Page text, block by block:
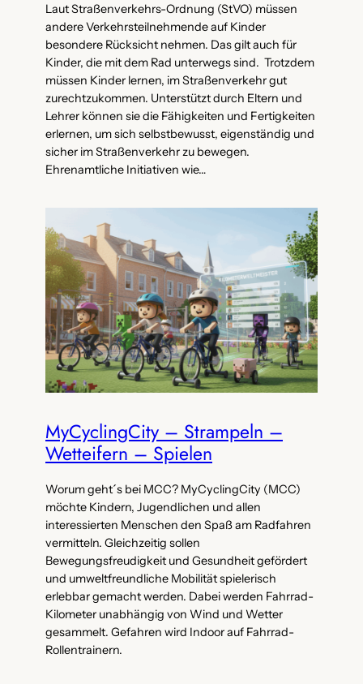
Laut Straßenverkehrs-Ordnung (StVO) müssen
andere Verkehrsteilnehmende auf Kinder
besondere Rücksicht nehmen. Das gilt auch für
Kinder, die mit dem Rad unterwegs sind. Trotzdem
müssen Kinder lernen, im Straßenverkehr gut
zurechtzukommen. Unterstützt durch Eltern und
Lehrer können sie die Fähigkeiten und Fertigkeiten
erlernen, um sich selbstbewusst, eigenständig und
sicher im Straßenverkehr zu bewegen.
Ehrenamtliche Initiativen wie…
MyCyclingCity – Strampeln –
Wetteifern – Spielen
Worum geht´s bei MCC? MyCyclingCity (MCC)
möchte Kindern, Jugendlichen und allen
interessierten Menschen den Spaß am Radfahren
vermitteln. Gleichzeitig sollen
Bewegungsfreudigkeit und Gesundheit gefördert
und umweltfreundliche Mobilität spielerisch
erlebbar gemacht werden. Dabei werden Fahrrad-
Kilometer unabhängig von Wind und Wetter
gesammelt. Gefahren wird Indoor auf Fahrrad-
Rollentrainern.